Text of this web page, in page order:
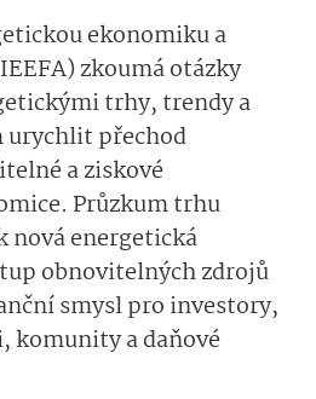
ekonomiku a
zkoumá otázky
trhy, trendy a
přechod
a ziskové
Průzkum trhu
nová energetická
obnovitelných zdrojů
smysl pro investory,
komunity a daňové